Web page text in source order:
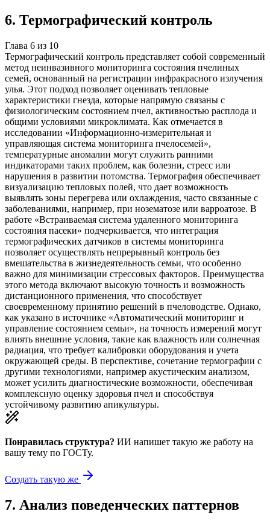
6. Термографический контроль
Глава 6 из 10
Термографический контроль представляет собой современный
метод неинвазивного мониторинга состояния пчелиных
семей, основанный на регистрации инфракрасного излучения
улья. Этот подход позволяет оценивать тепловые
характеристики гнезда, которые напрямую связаны с
физиологическим состоянием пчел, активностью расплода и
общими условиями микроклимата. Как отмечается в
исследовании «Информационно-измерительная и
управляющая система мониторинга пчелосемей»,
температурные аномалии могут служить ранними
индикаторами таких проблем, как болезни, стресс или
нарушения в развитии потомства. Термография обеспечивает
визуализацию тепловых полей, что дает возможность
выявлять зоны перегрева или охлаждения, часто связанные с
заболеваниями, например, при нозематозе или варроатозе. В
работе «Встраиваемая система удаленного мониторинга
состояния пасеки» подчеркивается, что интеграция
термографических датчиков в системы мониторинга
позволяет осуществлять непрерывный контроль без
вмешательства в жизнедеятельность семьи, что особенно
важно для минимизации стрессовых факторов. Преимущества
этого метода включают высокую точность и возможность
дистанционного применения, что способствует
своевременному принятию решений в пчеловодстве. Однако,
как указано в источнике «Автоматический мониторинг и
управление состоянием семьи», на точность измерений могут
влиять внешние условия, такие как влажность или солнечная
радиация, что требует калибровки оборудования и учета
окружающей среды. В перспективе, сочетание термографии с
другими технологиями, например акустическим анализом,
может усилить диагностические возможности, обеспечивая
комплексную оценку здоровья пчел и способствуя
устойчивому развитию апикультуры.
Понравилась структура? ИИ напишет такую же работу на
вашу тему по ГОСТу.
Создать такую же
7. Анализ поведенческих паттернов